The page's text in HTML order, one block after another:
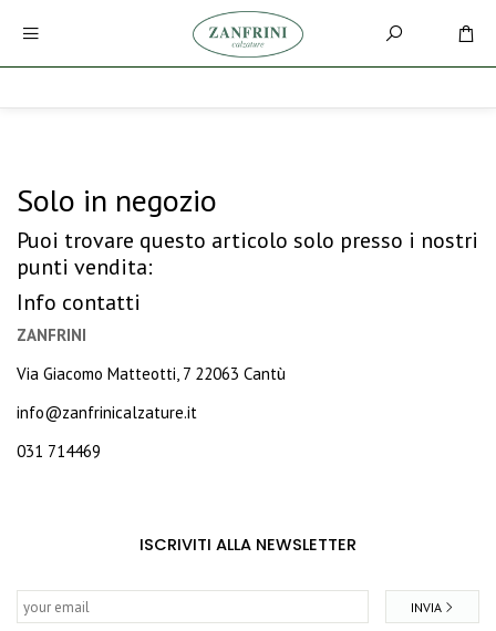
Solo in negozio
Puoi trovare questo articolo solo presso i nostri
punti vendita:
Info contatti
ZANFRINI
Via Giacomo Matteotti, 7 22063 Cantù
info@zanfrinicalzature.it
031 714469
ISCRIVITI ALLA NEWSLETTER
INVIA